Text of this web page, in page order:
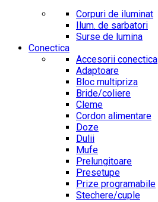
Corpuri de iluminat
Ilum. de sarbatori
Surse de lumina
Conectica
Accesorii conectica
Adaptoare
Bloc multipriza
Bride/coliere
Cleme
Cordon alimentare
Doze
Dulii
Mufe
Prelungitoare
Presetupe
Prize programabile
Stechere/cuple